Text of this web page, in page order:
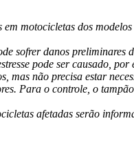
motocicletas dos
sofrer danos preliminares
pode ser causado,
mas não precisa estar
Para o controle, o
afetadas serão